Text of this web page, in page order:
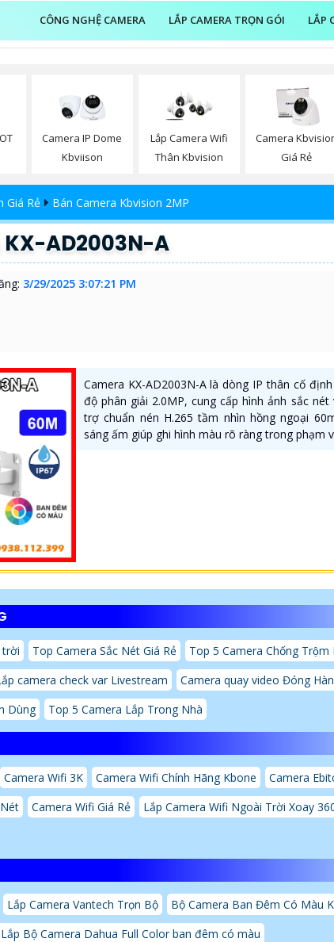
CÔNG NGHỆ CAMERA LẮP CAMERA TRỌN GÓI LẮP
Camera IP Dome
Kbviison
Lắp Camera Wifi
Thân Kbvision
Camera
Giá Rẻ
Giá Rẻ Bán Camera Kbvision 2MP
AD2003N-A
3/29/2025 3:07:21 PM
Camera KX-AD2003N-A là dòng IP thân cố
độ phân giải 2.0MP, cung cấp hình ảnh sắc nét
trợ chuẩn nén H.265 tầm nhìn hồng ngoại
sáng ấm giúp ghi hình màu rõ ràng trong phạm
trời Top Camera Sắc Nét Giá Rẻ
Top 5 Camera Chống Trộm
camera check var Livestream
Camera quay video Đóng
Dùng
Top 5 Camera Lắp Trong Nhà
Camera Wifi 3K Camera Wifi Chính Hãng Kbone
Camera
Camera Wifi Giá Rẻ
Lắp Camera Wifi Ngoài Trời Xoay
Lắp Camera Vantech Trọn Bộ
Bộ Camera Ban Đêm Có Màu
Lắp Bộ Camera Dahua Full Color ban đêm có màu